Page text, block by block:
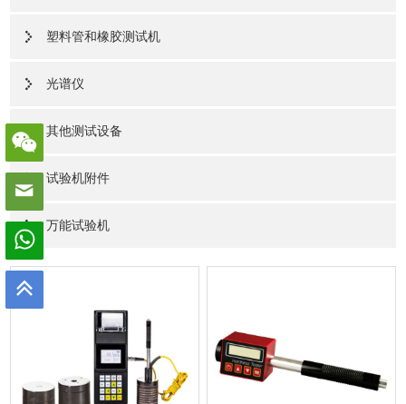
塑料管和橡胶测试机
光谱仪
其他测试设备
试验机附件
万能试验机